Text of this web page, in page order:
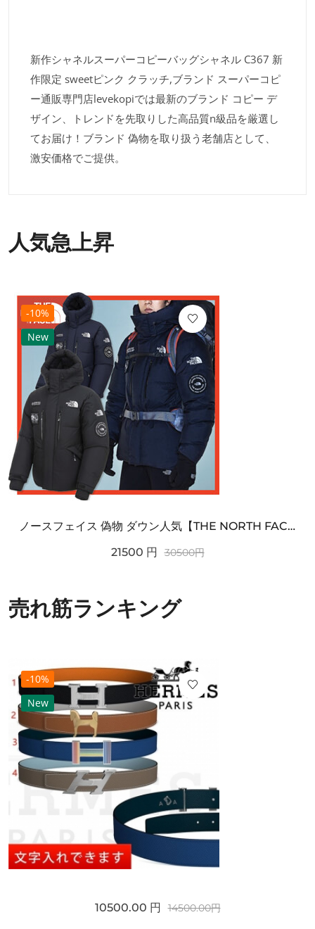
新作シャネルスーパーコピーバッグシャネル C367 新
作限定 sweetピンク クラッチ,ブランド スーパーコピ
ー通販専門店levekopiでは最新のブランド コピー デ
ザイン、トレンドを先取りした高品質n級品を厳選し
てお届け！ブランド 偽物を取り扱う老舗店として、
激安価格でご提供。
人気急上昇
-10%
New
ノースフェイス 偽物 ダウン人気【THE NORTH FACE】M'S 7 SUMMIT HIM...
21500 円 30500円
売れ筋ランキング
-10%
New
10500.00 円 14500.00円